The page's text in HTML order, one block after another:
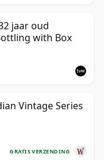
jaar oud
with Box
Vintage Series
GRATIS VERZENDING